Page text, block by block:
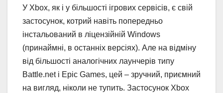
У Xbox, як і у більшості ігрових сервісів, є свій
застосунок, котрий навіть попередньо
інстальований в ліцензійній Windows
(принаймні, в останніх версіях). Але на відміну
від більшості аналогічних лаунчерів типу
Battle.net і Epic Games, цей – зручний, приємний
на вигляд, ніколи не тупить. Застосунок Xbox